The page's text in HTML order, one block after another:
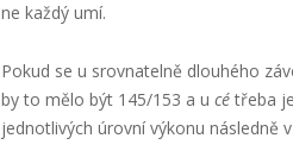
ne každý umí.
Pokud se u srovnatelně dlouhého
by to mělo být 145/153 a u cétřeba
jednotlivých úrovní výkonu